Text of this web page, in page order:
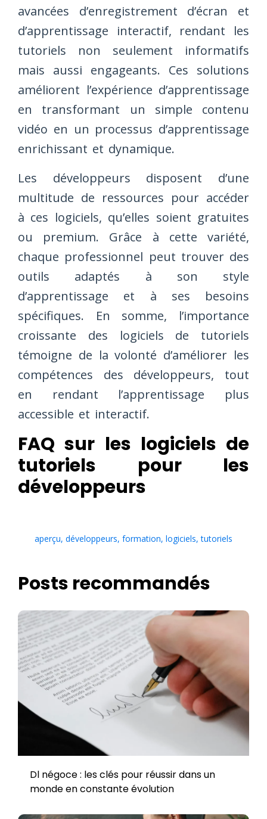
avancées d’enregistrement d’écran et
d’apprentissage interactif, rendant les
tutoriels non seulement informatifs
mais aussi engageants. Ces solutions
améliorent l’expérience d’apprentissage
en transformant un simple contenu
vidéo en un processus d’apprentissage
enrichissant et dynamique.
Les développeurs disposent d’une
multitude de ressources pour accéder
à ces logiciels, qu’elles soient gratuites
ou premium. Grâce à cette variété,
chaque professionnel peut trouver des
outils adaptés à son style
d’apprentissage et à ses besoins
spécifiques. En somme, l’importance
croissante des logiciels de tutoriels
témoigne de la volonté d’améliorer les
compétences des développeurs, tout
en rendant l’apprentissage plus
accessible et interactif.
FAQ sur les logiciels de
tutoriels pour les
développeurs
aperçu, développeurs, formation, logiciels,tutoriels
Posts recommandés
Dl négoce : les clés pour réussir dans un
monde en constante évolution